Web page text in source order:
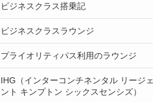
ビジネスクラス搭乗記
ビジネスクラスラウンジ
プライオリティパス利用のラウンジ
IHG（インターコンチネンタル リージェ
ント キンプトン シックスセンシズ）